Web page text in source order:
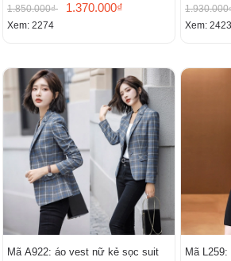
1.850.000₫ 1.370.000₫
Xem: 2274
mới
Xem: 2423
Mã A922: áo vest nữ kẻ sọc suit
Mã